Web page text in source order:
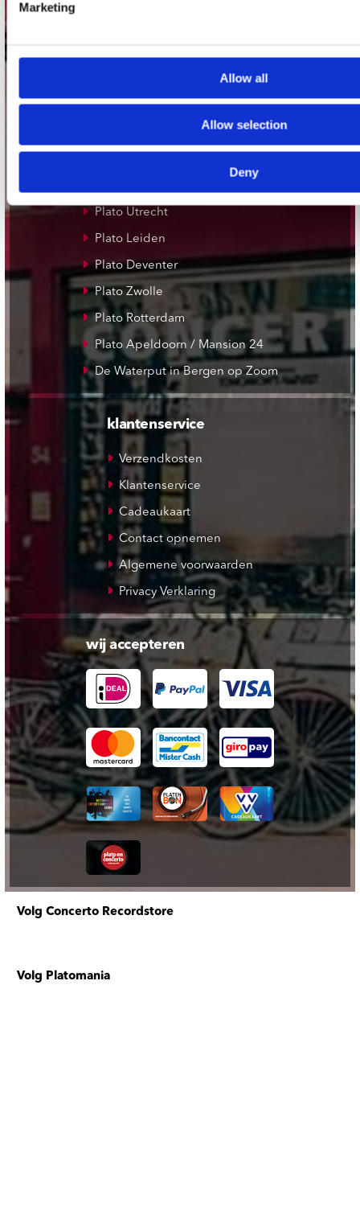
Marketing
Allow all
Allow selection
Deny
onze winkels
Concerto Amsterdam
Plato Utrecht
Plato Leiden
Plato Deventer
Plato Zwolle
Plato Rotterdam
Plato Apeldoorn / Mansion 24
De Waterput in Bergen op Zoom
klantenservice
Verzendkosten
Klantenservice
Cadeaukaart
Contact opnemen
Algemene voorwaarden
Privacy Verklaring
wij accepteren
Volg Concerto Recordstore
Volg Platomania